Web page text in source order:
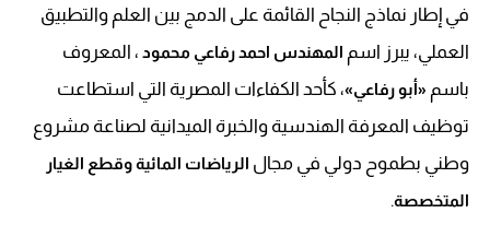
في إطار نماذج النجاح القائمة على الدمج بين العلم والتطبيق
العملي، يبرز اسم المهندس احمد رفاعي محمود ، المعروف
باسم «أبو رفاعي»، كأحد الكفاءات المصرية التي استطاعت
توظيف المعرفة الهندسية والخبرة الميدانية لصناعة مشروع
وطني بطموح دولي في مجال الرياضات المائية وقطع الغيار
المتخصصة.